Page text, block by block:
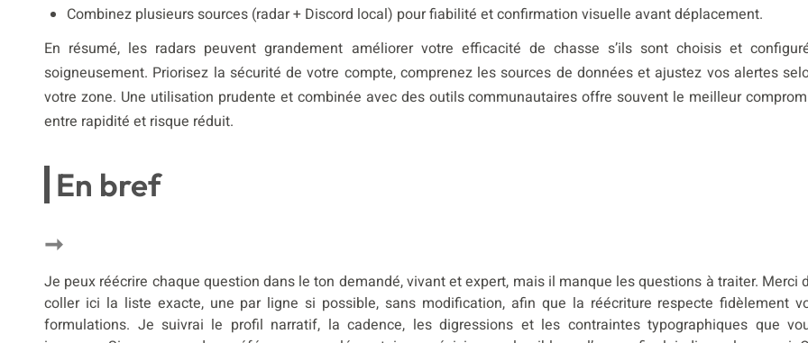
Combinez plusieurs sources (radar + Discord local) pour fiabilité et confirmation visuelle avant déplacement.
En résumé, les radars peuvent grandement améliorer votre efficacité de chasse s’ils sont choisis et
soigneusement. Priorisez la sécurité de votre compte, comprenez les sources de données et ajustez vos alertes
votre zone. Une utilisation prudente et combinée avec des outils communautaires offre souvent le meilleur
entre rapidité et risque réduit.
En bref
Je peux réécrire chaque question dans le ton demandé, vivant et expert, mais il manque les questions à traiter. Merci
coller ici la liste exacte, une par ligne si possible, sans modification, afin que la réécriture respecte fidèlement
formulations. Je suivrai le profil narratif, la cadence, les digressions et les contraintes typographiques que